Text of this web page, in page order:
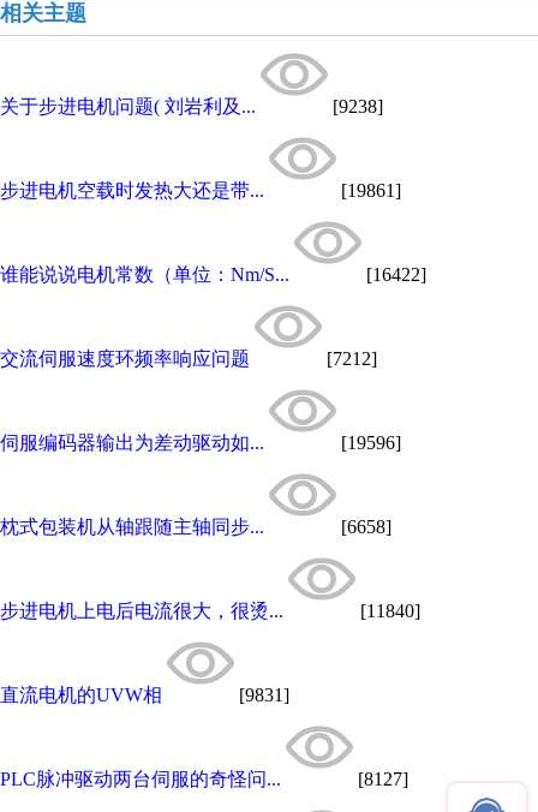
相关主题
关于步进电机问题( 刘岩利及... [9238]
步进电机空载时发热大还是带... [19861]
谁能说说电机常数（单位：Nm/S... [16422]
交流伺服速度环频率响应问题 [7212]
伺服编码器输出为差动驱动如... [19596]
枕式包装机从轴跟随主轴同步... [6658]
步进电机上电后电流很大，很烫... [11840]
直流电机的UVW相 [9831]
PLC脉冲驱动两台伺服的奇怪问... [8127]